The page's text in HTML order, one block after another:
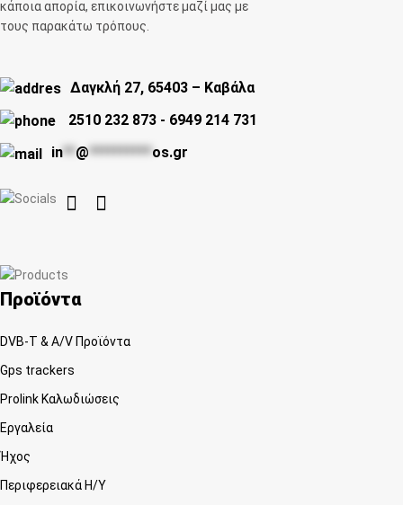
κάποια απορία, επικοινωνήστε μαζί μας με
τους παρακάτω τρόπους.
Δαγκλή 27, 65403 – Καβάλα
2510 232 873 - 6949 214 731
in**@**********os.gr
 
Προϊόντα
DVB-T & A/V Προϊόντα
Gps trackers
Prolink Καλωδιώσεις
Εργαλεία
Ήχος
Περιφερειακά Η/Υ